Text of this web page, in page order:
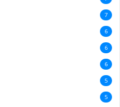
7
6
6
6
5
5